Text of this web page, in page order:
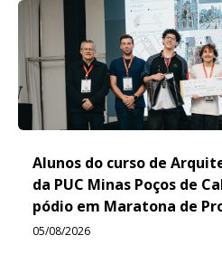
Alunos do curso de
da PUC Minas Poços de
pódio em Maratona de
05/08/2026